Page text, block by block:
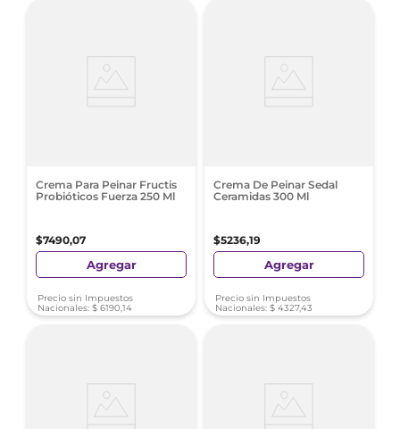
Crema Para Peinar Fructis
Probióticos Fuerza 250 Ml
$7490,07
Agregar
Precio sin Impuestos
Nacionales: $ 6190,14
Crema De Peinar Sedal
Ceramidas 300 Ml
$5236,19
Agregar
Precio sin Impuestos
Nacionales: $ 4327,43